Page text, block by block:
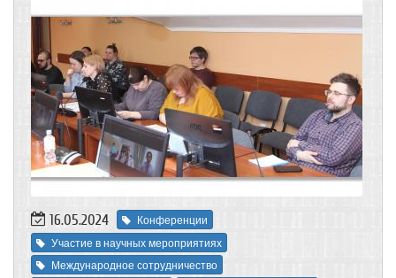
16.05.2024
Конференции
Участие в научных мероприятиях
Международное сотрудничество